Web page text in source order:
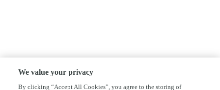
We value your privacy
By clicking “Accept All Cookies”, you agree to the storing of